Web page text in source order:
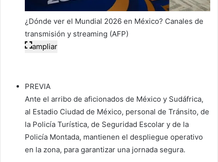
¿Dónde ver el Mundial 2026 en México? Canales de
transmisión y streaming (AFP)
ampliar
PREVIA
Ante el arribo de aficionados de México y Sudáfrica,
al Estadio Ciudad de México, personal de Tránsito, de
la Policía Turística, de Seguridad Escolar y de la
Policía Montada, mantienen el despliegue operativo
en la zona, para garantizar una jornada segura.